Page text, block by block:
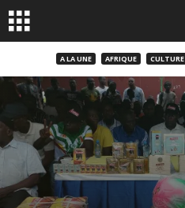
A LA UNE AFRIQUE CULTURE